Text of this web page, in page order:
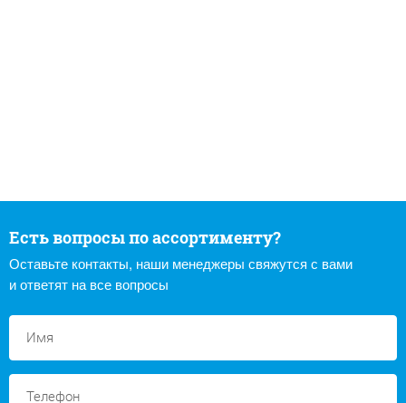
Есть вопросы по ассортименту?
Оставьте контакты, наши менеджеры свяжутся с вами
и ответят на все вопросы